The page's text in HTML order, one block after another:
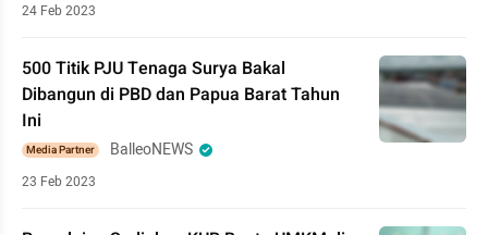
24 Feb 2023
500 Titik PJU Tenaga Surya Bakal
Dibangun di PBD dan Papua Barat Tahun
Ini
Media Partner BalleoNEWS
23 Feb 2023